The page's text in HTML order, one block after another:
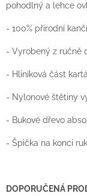
pohodlný a lehce
- 100% přírodní
- Vyrobený z ručně
- Hliníková část
- Nylonové štětiny
- Bukové dřevo
- Špička na konci
DOPORUČENÁ